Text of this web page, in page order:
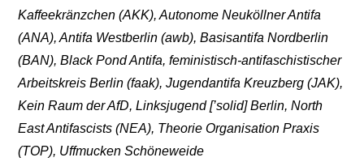
Kaffeekränzchen (AKK), Autonome Neuköllner Antifa
(ANA), Antifa Westberlin (awb), Basisantifa Nordberlin
(BAN), Black Pond Antifa, feministisch-antifaschistischer
Arbeitskreis Berlin (faak), Jugendantifa Kreuzberg (JAK),
Kein Raum der AfD, Linksjugend [’solid] Berlin, North
East Antifascists (NEA), Theorie Organisation Praxis
(TOP), Uffmucken Schöneweide